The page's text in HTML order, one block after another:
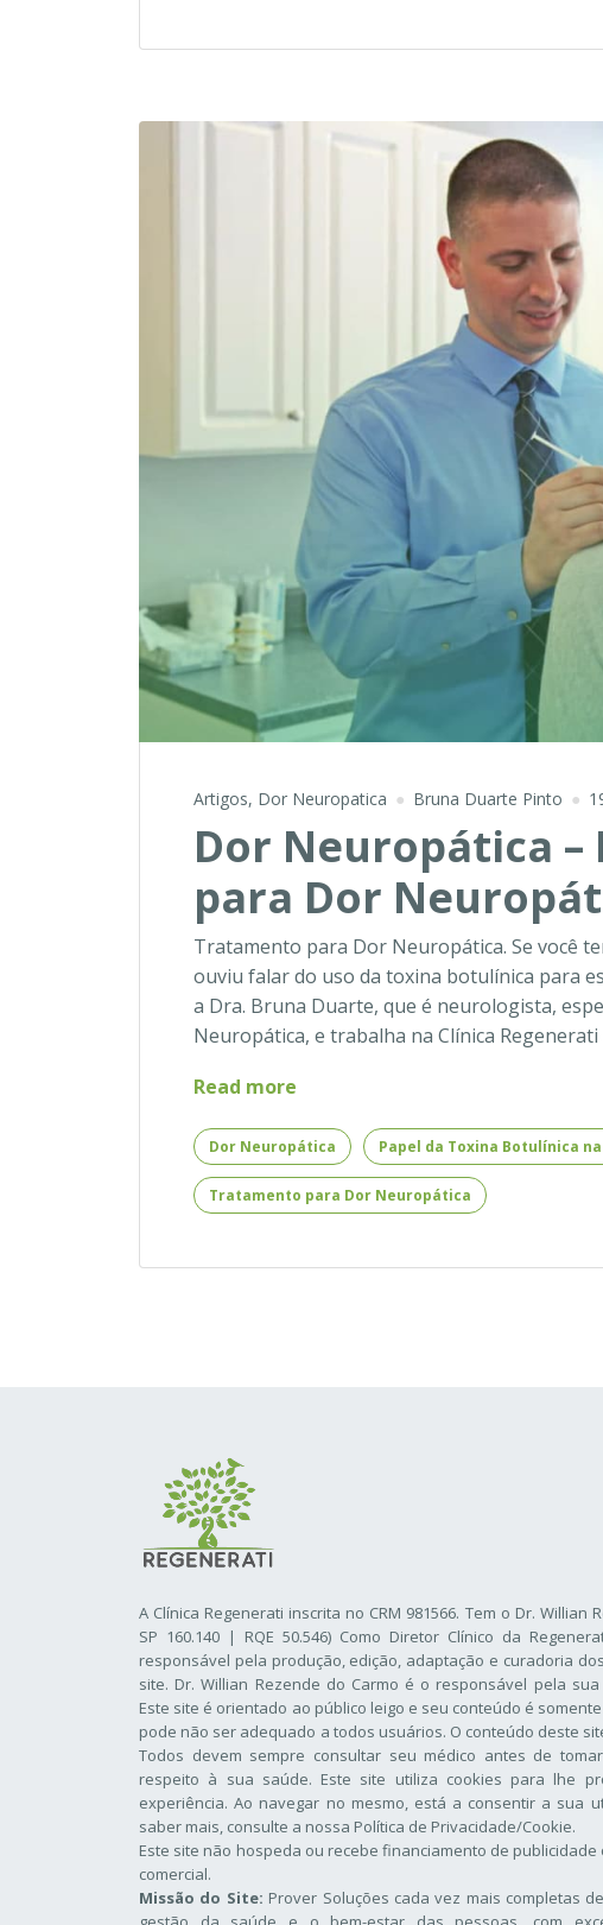
que
Artigos, Dor Neuropatica Bruna Duarte Pinto
Dor Neuropática
para Dor
Tratamento para Dor Neuropática. Se você
ouviu falar do uso da toxina botulínica para
a Dra. Bruna Duarte, que é neurologista,
Neuropática, e trabalha na Clínica
Read more
–
Novo
Tratamento
Dor
Dor Neuropática Papel da Toxina Botulínica
Tratamento para Dor Neuropática
A Clínica Regenerati inscrita no CRM 981566. Tem o Dr. Willian
SP 160.140 | RQE 50.546) Como Diretor Clínico da
responsável pela produção, edição, adaptação e curadoria
site. Dr. Willian Rezende do Carmo é o responsável pela
Este site é orientado ao público leigo e seu conteúdo é
pode não ser adequado a todos usuários. O conteúdo deste
Todos devem sempre consultar seu médico antes de
respeito à sua saúde. Este site utiliza cookies para lhe
experiência. Ao navegar no mesmo, está a consentir a sua
saber mais, consulte a nossa Política de Privacidade/Cookie.
Este site não hospeda ou recebe financiamento de
comercial.
Missão do Site: Prover Soluções cada vez mais completas